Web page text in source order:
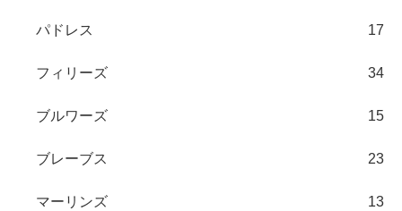
パドレス 17
フィリーズ 34
ブルワーズ 15
ブレーブス 23
マーリンズ 13